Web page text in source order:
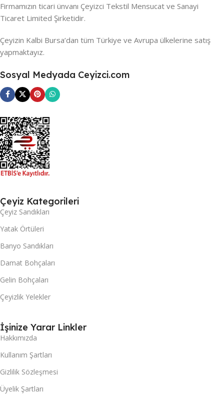
Firmamızın ticari ünvanı Çeyizci Tekstil Mensucat ve Sanayi
Ticaret Limited Şirketidir.
Çeyizin Kalbi Bursa’dan tüm Türkiye ve Avrupa ülkelerine satış
yapmaktayız.
Sosyal Medyada Ceyizci.com
Çeyiz Kategorileri
Çeyiz Sandıkları
Yatak Örtüleri
Banyo Sandıkları
Damat Bohçaları
Gelin Bohçaları
Çeyizlik Yelekler
İşinize Yarar Linkler
Hakkımızda
Kullanım Şartları
Gizlilik Sözleşmesi
Üyelik Şartları